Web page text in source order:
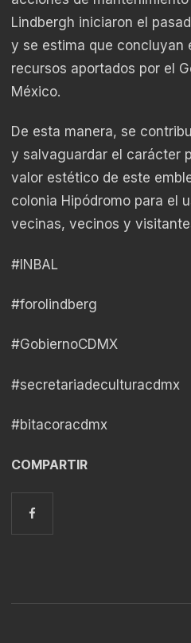
Lindbergh iniciaron el
y se estima que concluyan
recursos aportados por el
México.
De esta manera, se
y salvaguardar el carácter
valor estético de este
colonia Hipódromo para el
vecinas, vecinos y
#INBAL
#forolindberg
#GobiernoCDMX
#secretariadeculturacdmx
#bitacoracdmx
COMPARTIR